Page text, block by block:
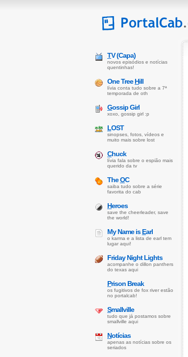
TV (Capa)
novos episódios e notícias
quentinhas!
One TreeHill
lívia conta tudo sobre a 7ª
temporada de oth
Gossip Girl
xoxo, gossip girl :p
LOST
sinopses, fotos, vídeos e
muito mais sobre lost
Chuck
lívia fala sobre o espião mais
querido da tv
TheOC
saiba tudo sobre a série
favorita do cab
Heroes
save the cheerleader, save
the world!
My Name isEarl
o karma e a lista de earl tem
lugar aqui!
Friday Night Lights
acompanhe o dillon panthers
do texas aqui
Prison Break
os fugitivos de fox river estão
no portalcab!
Smallville
tudo que já postamos sobre
smallville aqui
Notícias
apenas as notícias sobre os
seriados